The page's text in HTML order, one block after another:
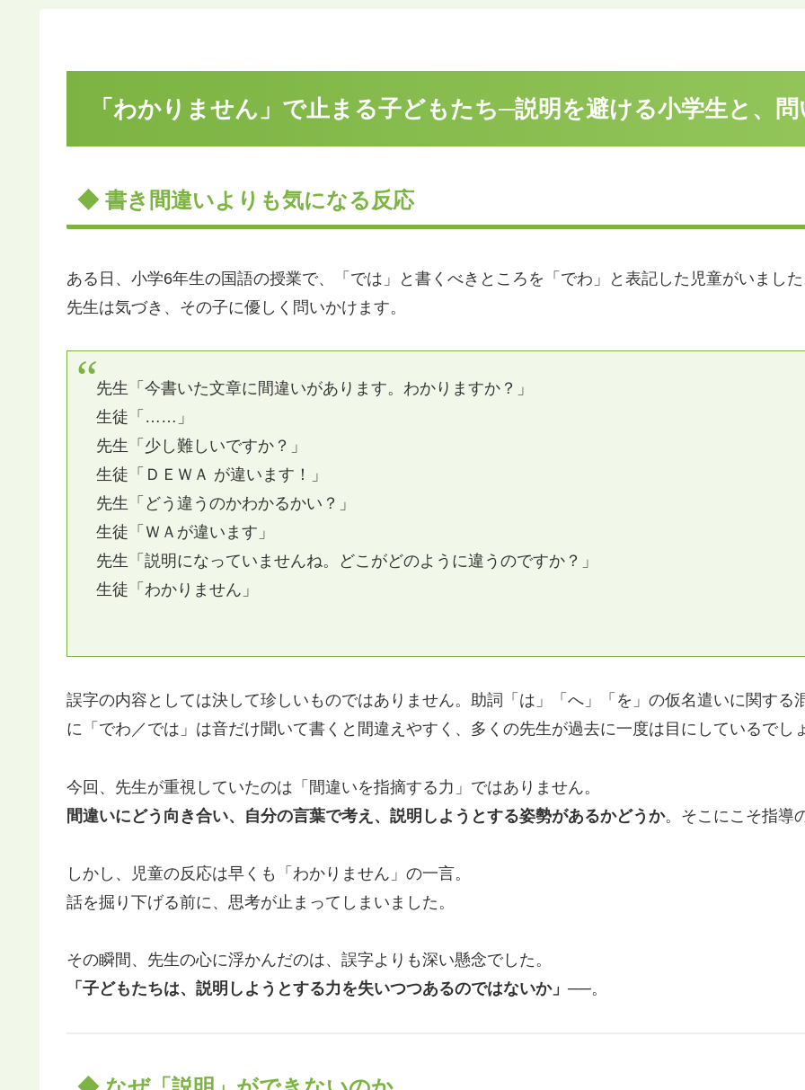
「わかりません」で止まる子どもたち─説明を避ける小学生と、
◆ 書き間違いよりも気になる反応
ある日、小学6年生の国語の授業で、「では」と書くべきところを「でわ」と表記した児童がいまし
先生は気づき、その子に優しく問いかけます。
先生「今書いた文章に間違いがあります。わかりますか？」
生徒「……」
先生「少し難しいですか？」
生徒「ＤＥＷＡ が違います！」
先生「どう違うのかわかるかい？」
生徒「ＷＡが違います」
先生「説明になっていませんね。どこがどのように違うのですか？」
生徒「わかりません」
誤字の内容としては決して珍しいものではありません。助詞「は」「へ」「を」の仮名遣いに関す
に「でわ／では」は音だけ聞いて書くと間違えやすく、多くの先生が過去に一度は目にしているでし
今回、先生が重視していたのは「間違いを指摘する力」ではありません。
間違いにどう向き合い、自分の言葉で考え、説明しようとする姿勢があるかどうか。そこにこそ指導
しかし、児童の反応は早くも「わかりません」の一言。
話を掘り下げる前に、思考が止まってしまいました。
その瞬間、先生の心に浮かんだのは、誤字よりも深い懸念でした。
「子どもたちは、説明しようとする力を失いつつあるのではないか」 ──。